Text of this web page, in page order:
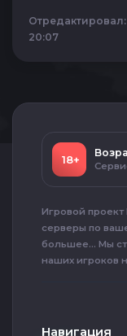
Отредактировал:
20:07
18+
Игровой проект
серверы по
большее... Мы
наших игроков
Навигация